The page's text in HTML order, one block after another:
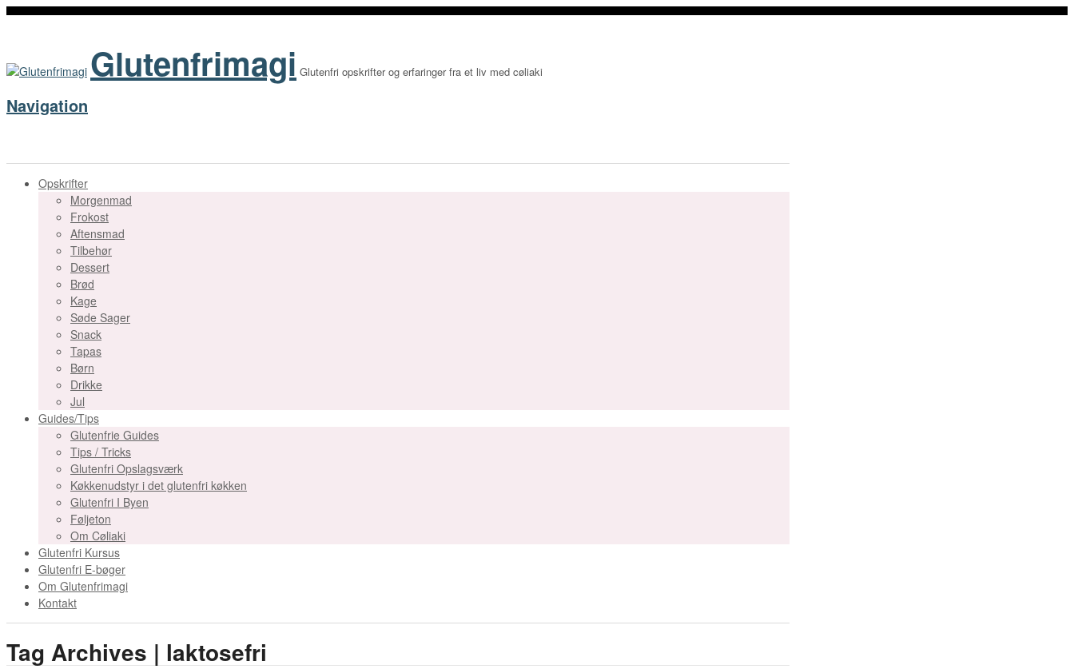
Glutenfrimagi Glutenfri opskrifter og erfaringer fra et liv med cøliaki
Navigation
Opskrifter
Morgenmad
Frokost
Aftensmad
Tilbehør
Dessert
Brød
Kage
Søde Sager
Snack
Tapas
Børn
Drikke
Jul
Guides/Tips
Glutenfrie Guides
Tips / Tricks
Glutenfri Opslagsværk
Køkkenudstyr i det glutenfri køkken
Glutenfri I Byen
Føljeton
Om Cøliaki
Glutenfri Kursus
Glutenfri E-bøger
Om Glutenfrimagi
Kontakt
Tag Archives | laktosefri